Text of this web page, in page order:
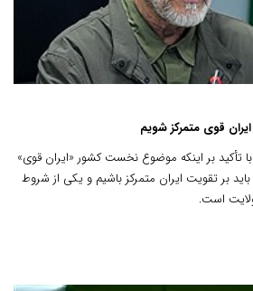
قوی متمرکز شویم
بر اینکه موضوع نخست کشور «ایران قوی»
بر تقویت ایران متمرکز باشیم و یکی از شروط
است.